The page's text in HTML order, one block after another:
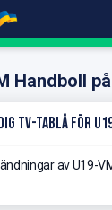
Handboll
TV-Tablå för
av U19-